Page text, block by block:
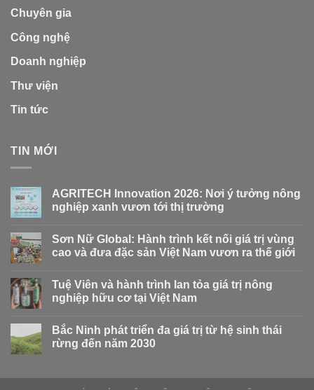
Chuyên gia
Công nghệ
Doanh nghiệp
Thư viện
Tin tức
TIN MỚI
AGRITECH Innovation 2026: Nơi ý tưởng nông
nghiệp xanh vươn tới thị trường
Sơn Nữ Global: Hành trình kết nối giá trị vùng
cao và đưa đặc sản Việt Nam vươn ra thế giới
Tuệ Viên và hành trình lan tỏa giá trị nông
nghiệp hữu cơ tại Việt Nam
Bắc Ninh phát triển đa giá trị từ hệ sinh thái
rừng đến năm 2030